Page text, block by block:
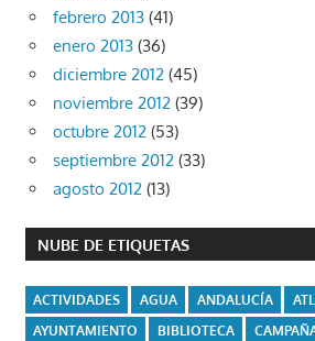
febrero 2013 (41)
enero 2013 (36)
diciembre 2012 (45)
noviembre 2012 (39)
octubre 2012 (53)
septiembre 2012 (33)
agosto 2012 (13)
NUBE DE ETIQUETAS
ACTIVIDADES AGUA ANDALUCÍA
AYUNTAMIENTO
BIBLIOTECA